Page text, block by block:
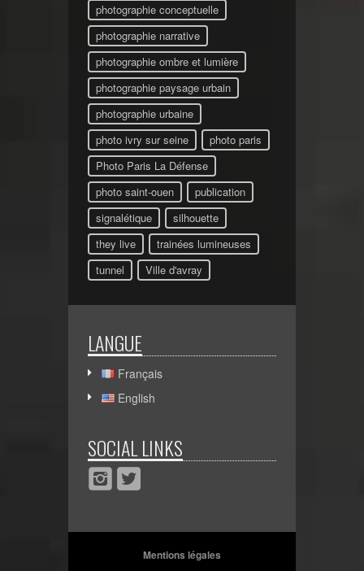
photographie conceptuelle
photographie narrative
photographie ombre et lumière
photographie paysage urbain
photographie urbaine
photo ivry sur seine
photo paris
Photo Paris La Défense
photo saint-ouen
publication
signalétique
silhouette
they live
trainées lumineuses
tunnel
Ville d'avray
LANGUE
Français
English
SOCIAL LINKS
Mentions légales